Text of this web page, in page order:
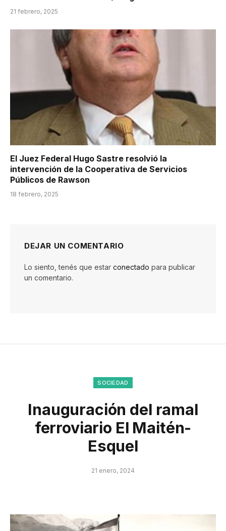
21 febrero, 2025
El Juez Federal Hugo Sastre resolvió la
intervención de la Cooperativa de Servicios
Públicos de Rawson
18 febrero, 2025
DEJAR UN COMENTARIO
Lo siento, tenés que estar conectado para publicar
un comentario.
SOCIEDAD
Inauguración del ramal
ferroviario El Maitén-
Esquel
21 enero, 2024